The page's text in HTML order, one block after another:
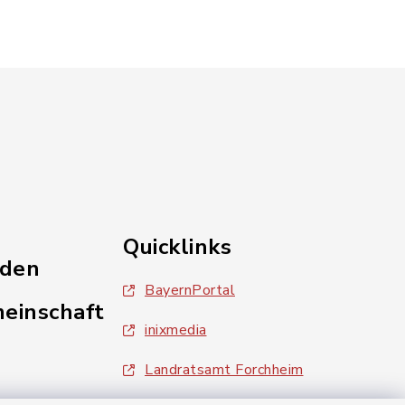
Quicklinks
BayernPortal
inixmedia
Landratsamt Forchheim